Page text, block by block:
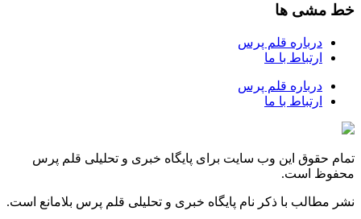
خط مشی ها
درباره قلم پرس
ارتباط با ما
درباره قلم پرس
ارتباط با ما
تمام حقوق این وب سایت برای پایگاه خبری و تحلیلی قلم پرس
محفوظ است.
نشر مطالب با ذکر نام پایگاه خبری و تحلیلی قلم پرس بلامانع است.